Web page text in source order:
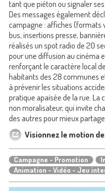
tant que piéton ou signaler
Des messages également
campagne : affiches (formats
bus, insertions presse,
réalisés un spot radio de 20
pour une diffusion au cinéma
renforçant le caractère local
habitants des 28 communes
à prévenir les situations
pratique apaisée de la rue. La
non moralisateur, qui invite
des autres pour mieux
Visionnez le motion
Campagne - Promotion
Animation - Vidéo - Jeu